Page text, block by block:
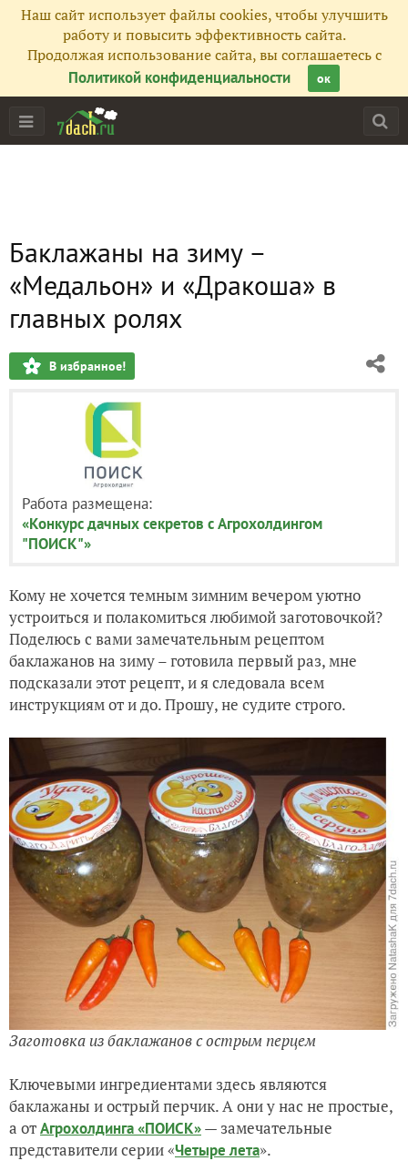
Наш сайт использует файлы cookies, чтобы улучшить
работу и повысить эффективность сайта.
Продолжая использование сайта, вы соглашаетесь с
Политикой конфиденциальности
ок
Баклажаны на зиму –
«Медальон» и «Дракоша» в
главных ролях
В избранное!
Работа размещена:
«Конкурс дачных секретов с Агрохолдингом
"ПОИСК"»
Кому не хочется темным зимним вечером уютно
устроиться и полакомиться любимой заготовочкой?
Поделюсь с вами замечательным рецептом
баклажанов на зиму – готовила первый раз, мне
подсказали этот рецепт, и я следовала всем
инструкциям от и до. Прошу, не судите строго.
Заготовка из баклажанов с острым перцем
Ключевыми ингредиентами здесь являются
баклажаны и острый перчик. А они у нас не простые,
а отАгрохолдинга «ПОИСК»— замечательные
представители серии «Четыре лета».